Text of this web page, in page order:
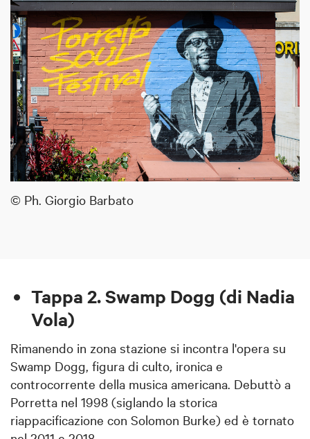
© Ph. Giorgio Barbato
Tappa 2. Swamp Dogg (di Nadia
Vola)
Rimanendo in zona stazione si incontra l'opera su
Swamp Dogg, figura di culto, ironica e
controcorrente della musica americana. Debuttò a
Porretta nel 1998 (siglando la storica
riappacificazione con Solomon Burke) ed è tornato